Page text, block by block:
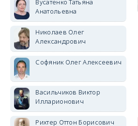
Вусатенко Татьяна
Анатольевна
Николаев Олег
Александрович
Софяник Олег Алексеевич
Васильчиков Виктор
Илларионович
Рихтер Оттон Борисович